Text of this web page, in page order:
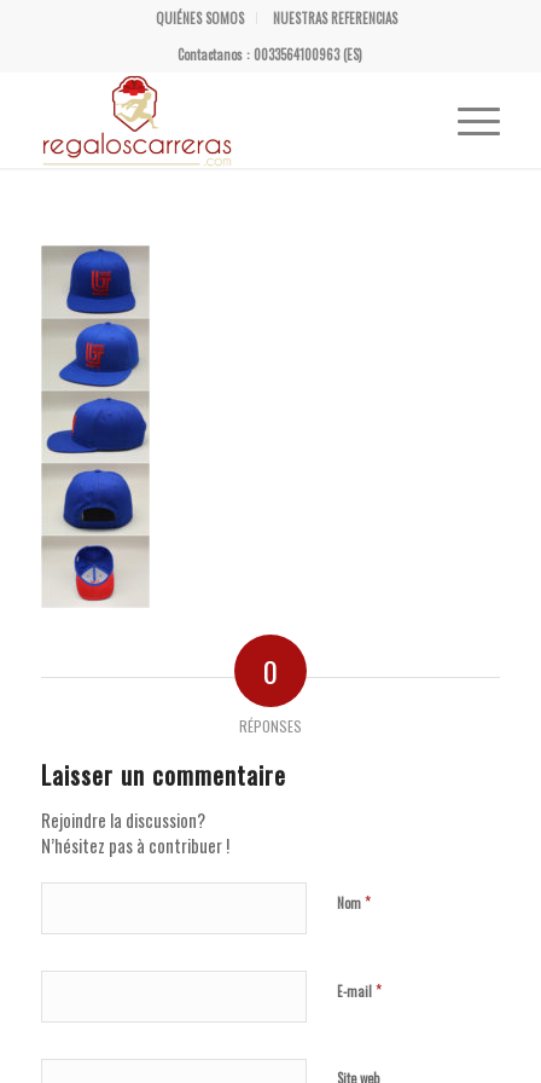
QUIÉNES SOMOS
NUESTRAS REFERENCIAS
Contactanos : 0033564100963 (ES)
0
RÉPONSES
Laisser un commentaire
Rejoindre la discussion?
N’hésitez pas à contribuer !
Nom*
E-mail*
Site web